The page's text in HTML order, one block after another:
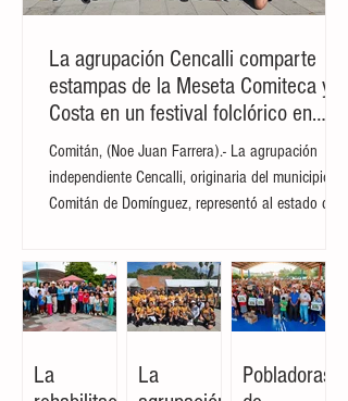
cuenta con una profundidad de 4.5 met
La agrupación Cencalli comparte
estampas de la Meseta Comiteca y la
Costa en un festival folclórico en
Cholula
Comitán, (Noe Juan Farrera).- La agrupación
Chiapas en el Primer Festival Nacional Vive el
Folclor, celebrado en la localidad de San Andrés
Cholula, Puebla. La compañía de danza,
profesiones, financió su traslado y participación